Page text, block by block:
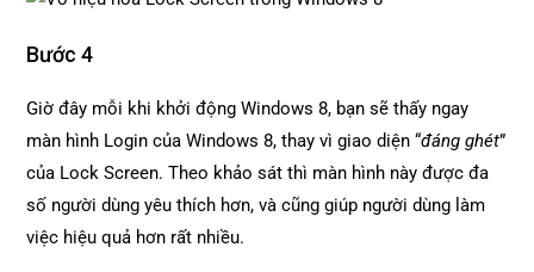
Bước 4
Giờ đây mỗi khi khởi động Windows 8, bạn sẽ thấy ngay
màn hình Login của Windows 8, thay vì giao diện “đáng ghét”
của Lock Screen. Theo khảo sát thì màn hình này được đa
số người dùng yêu thích hơn, và cũng giúp người dùng làm
việc hiệu quả hơn rất nhiều.